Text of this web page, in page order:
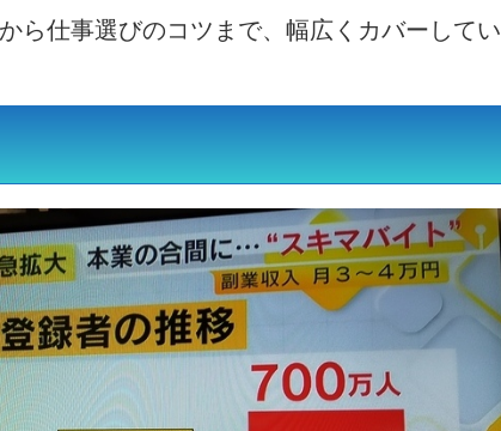
ら仕事選びのコツまで、幅広くカバーしてい